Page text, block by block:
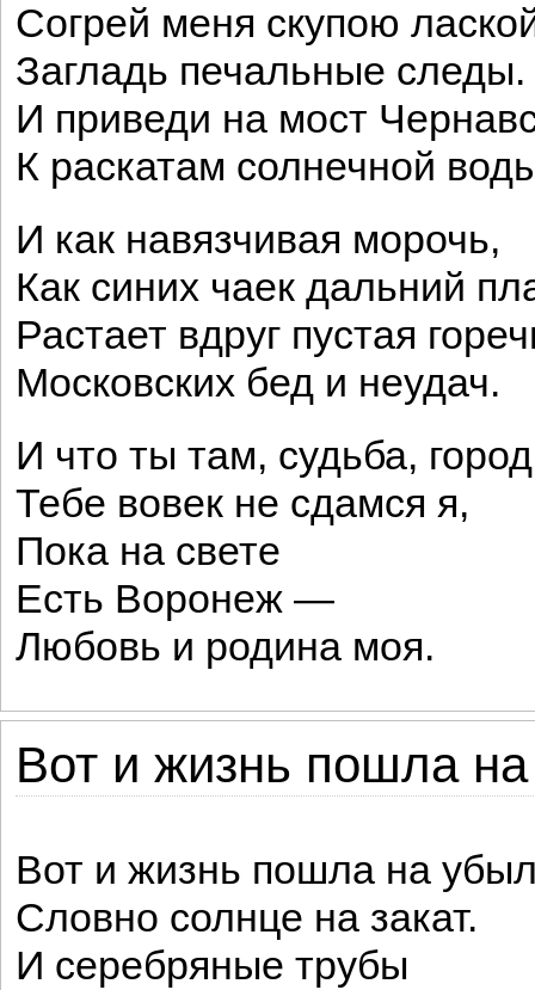
Согрей меня скупою
Загладь печальные следы.
И приведи на мост
К раскатам солнечной
И как навязчивая морочь,
Как синих чаек дальний
Растает вдруг пустая
Московских бед и неудач.
И что ты там, судьба,
Тебе вовек не сдамся я,
Пока на свете
Есть Воронеж —
Любовь и родина моя.
Вот и жизнь пошла
Вот и жизнь пошла на
Словно солнце на закат.
И серебряные трубы